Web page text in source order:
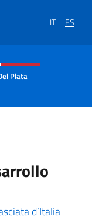
IT ES
Plata
d’Italia